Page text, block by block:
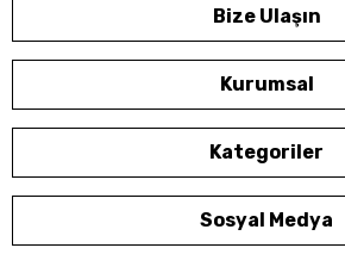
Bize Ulaşın
Kurumsal
Kategoriler
Sosyal Medya